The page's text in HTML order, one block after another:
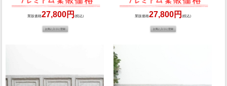
業販価格27,800円 (税込) 業販価格27,800円(税込)